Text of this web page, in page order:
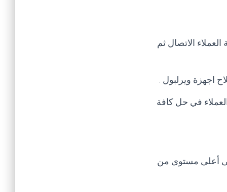
الاتصال ثم
اجهزة ويرلبول .
في حل كافة
أعلى مستوى من